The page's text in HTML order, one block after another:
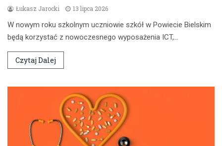
Łukasz Jarocki 13 lipca 2026
W nowym roku szkolnym uczniowie szkół w Powiecie Bielskim
będą korzystać z nowoczesnego wyposażenia ICT,…
Czytaj Dalej